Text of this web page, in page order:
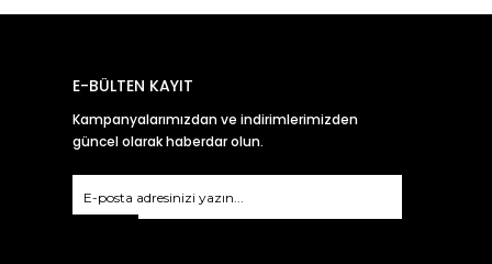
E-BÜLTEN KAYIT
Kampanyalarımızdan ve indirimlerimizden
güncel olarak haberdar olun.